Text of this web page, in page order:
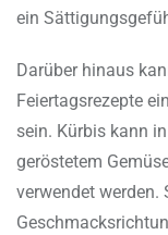
ein
Darüber hinaus
Feiertagsrezepte
sein. Kürbis kann
geröstetem
verwendet werden.